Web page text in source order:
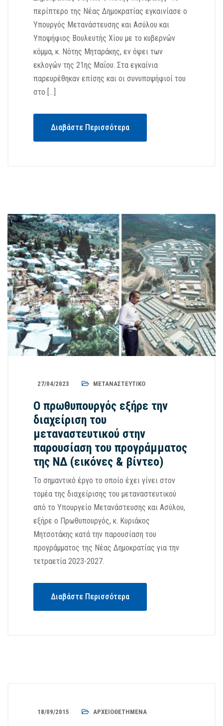
περίπτερο της Νέας Δημοκρατίας εγκαινίασε ο
Υπουργός Μετανάστευσης και Ασύλου και
Υποψήφιος Βουλευτής Χίου με το κυβερνών
κόμμα, κ. Νότης Μηταράκης, εν όψει των
εκλογών της 21ης Μαΐου. Στα εγκαίνια
παρευρέθηκαν επίσης και οι συνυποψήφιοί του
στο […]
Διαβάστε Περισσότερα
27/04/2023 ΜΕΤΑΝΑΣΤΕΥΤΙΚΌ
Ο πρωθυπουργός εξήρε την
διαχείριση του
μεταναστευτικού στην
παρουσίαση του προγράμματος
της ΝΔ (εικόνες & βίντεο)
Το σημαντικό έργο το οποίο έχει γίνει στον
τομέα της διαχείρισης του μεταναστευτικού
από το Υπουργείο Μετανάστευσης και Ασύλου,
εξήρε ο Πρωθυπουργός, κ. Κυριάκος
Μητσοτάκης κατά την παρουσίαση του
προγράμματος της Νέας Δημοκρατίας για την
τετραετία 2023-2027.
Διαβάστε Περισσότερα
18/09/2015 ΑΡΧΕΙΟΘΕΤΗΜΈΝΑ